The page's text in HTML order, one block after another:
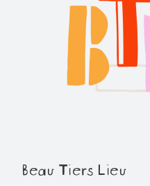
Beau Tiers Lieu